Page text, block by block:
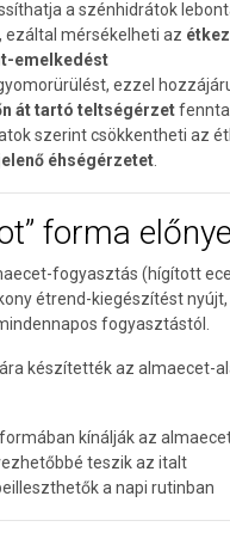
a szénhidrátok
ezáltal mérsékelheti az
emelkedést
ezzel
át tartó teltségérzet
szerint csökkentheti az
éhségérzetet
forma
fogyasztás (hígított
étrend-kiegészítést
fogyasztástól.
készítették az almaecet-
kínálják az
teszik az italt
a napi rutinban